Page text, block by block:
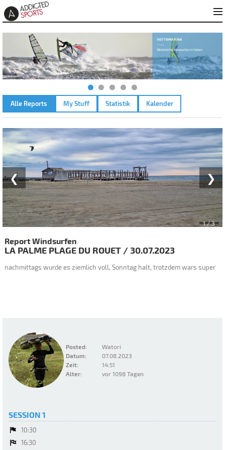
Alle Reports My Stuff Statistik Kalender
LA PALME PLAGE DU ROUET – 30.07.2023
❯
❮
1/ 3
Posted:
Watori
Datum:
07.08.2023
Zeit:
14:51
Alter:
vor 1098 Tagen
Report Windsurfen
LA PALME PLAGE DU ROUET /30.07.2023
nachmittags wurde es ziemlich voll, Sonntag halt, trotzdem wars super
SESSION 1
10:30
16:30